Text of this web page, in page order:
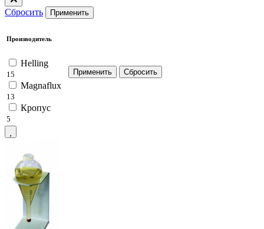
Сбросить Применить
Производитель
Helling
15
Magnaflux
13
Кропус
5